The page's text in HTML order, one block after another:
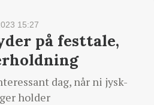
15:27
på festtale,
dag, når ni jysk-
holder